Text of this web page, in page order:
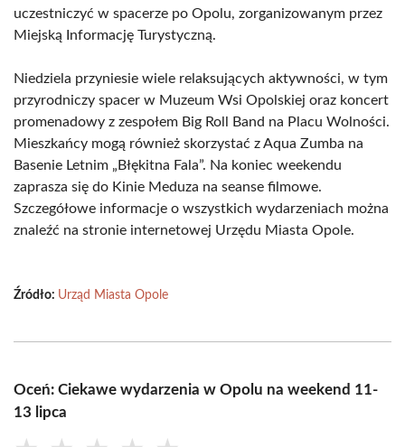
uczestniczyć w spacerze po Opolu, zorganizowanym przez
Miejską Informację Turystyczną.
Niedziela przyniesie wiele relaksujących aktywności, w tym
przyrodniczy spacer w Muzeum Wsi Opolskiej oraz koncert
promenadowy z zespołem Big Roll Band na Placu Wolności.
Mieszkańcy mogą również skorzystać z Aqua Zumba na
Basenie Letnim „Błękitna Fala”. Na koniec weekendu
zaprasza się do Kinie Meduza na seanse filmowe.
Szczegółowe informacje o wszystkich wydarzeniach można
znaleźć na stronie internetowej Urzędu Miasta Opole.
Źródło: Urząd Miasta Opole
Oceń: Ciekawe wydarzenia w Opolu na weekend 11-
13 lipca